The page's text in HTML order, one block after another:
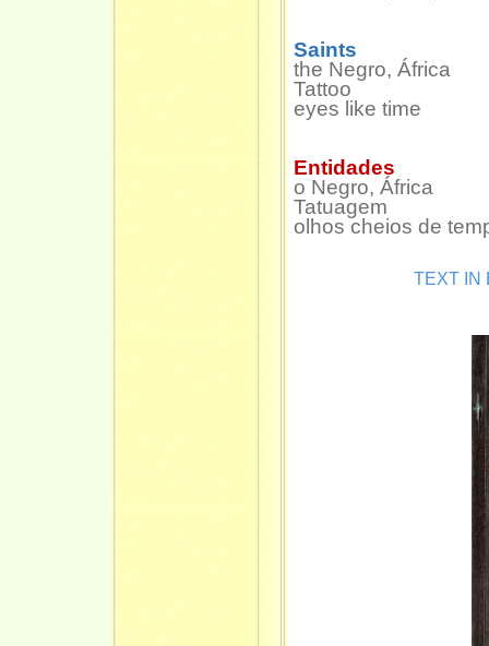
Saints
the Negro, África
Tattoo
eyes like time
Entidades
o Negro, África
Tatuagem
olhos cheios de
TEXT IN